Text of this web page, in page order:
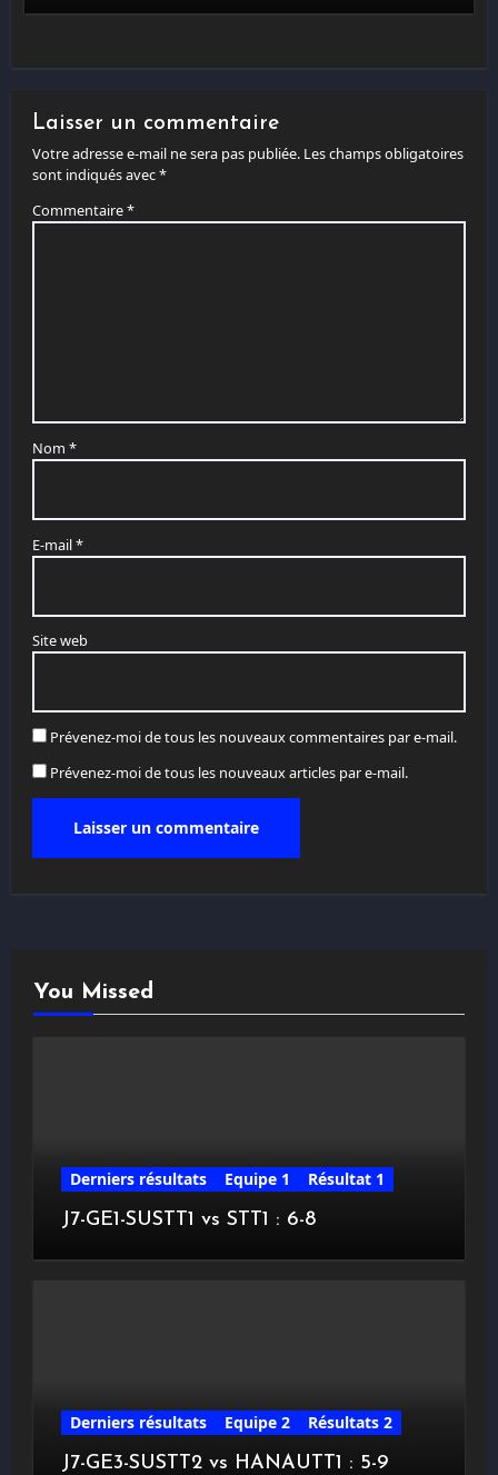
Laisser un commentaire
Votre adresse e-mail ne sera pas publiée. Les champs obligatoires
sont indiqués avec*
Commentaire*
Nom *
E-mail*
Site web
Prévenez-moi de tous les nouveaux commentaires par e-mail.
Prévenez-moi de tous les nouveaux articles par e-mail.
You Missed
Derniers résultats Equipe 1
Résultat 1
J7-GE1-SUSTT1 vs STT1 : 6-8
Derniers résultats Equipe 2
Résultats 2
J7-GE3-SUSTT2 vs HANAUTT1 : 5-9